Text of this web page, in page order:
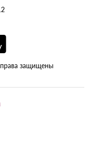
защищены